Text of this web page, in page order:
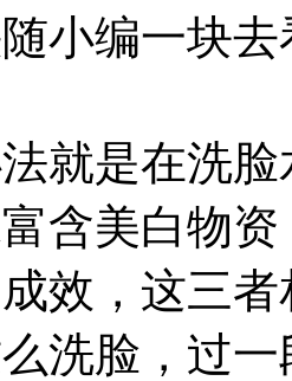
小编一块
就是在洗
含美白物
效，这三
洗脸，过